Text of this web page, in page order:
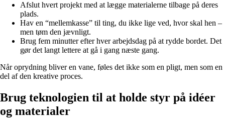
Afslut hvert projekt med at lægge materialerne tilbage på deres
plads.
Hav en “mellemkasse” til ting, du ikke lige ved, hvor skal hen –
men tøm den jævnligt.
Brug fem minutter efter hver arbejdsdag på at rydde bordet. Det
gør det langt lettere at gå i gang næste gang.
Når oprydning bliver en vane, føles det ikke som en pligt, men som en
del af den kreative proces.
Brug teknologien til at holde styr på idéer
og materialer